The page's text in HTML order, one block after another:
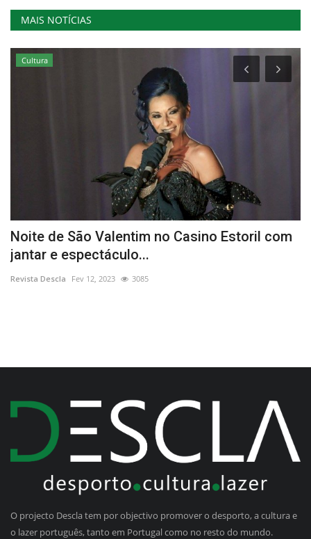
MAIS NOTÍCIAS
Cultura
Noite de São Valentim no Casino Estoril com
jantar e espectáculo...
Revista Descla Fev 12, 2023 3085
O projecto Descla tem por objectivo promover o desporto, a cultura e
o lazer português, tanto em Portugal como no resto do mundo.